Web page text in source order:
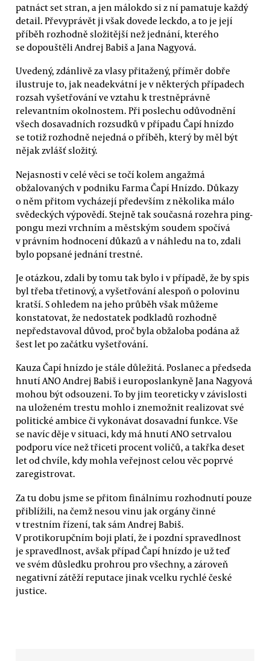
patnáct set stran, a jen málokdo si z ní pamatuje každý
detail. Převyprávět ji však dovede leckdo, a to je její
příběh rozhodně složitější než jednání, kterého
se dopouštěli Andrej Babiš a Jana Nagyová.
Uvedený, zdánlivě za vlasy přitažený, příměr dobře
ilustruje to, jak neadekvátní je v některých případech
rozsah vyšetřování ve vztahu k trestněprávně
relevantním okolnostem. Při poslechu odůvodnění
všech dosavadních rozsudků v případu Čapí hnízdo
se totiž rozhodně nejedná o příběh, který by měl být
nějak zvlášť složitý.
Nejasnosti v celé věci se točí kolem angažmá
obžalovaných v podniku Farma Čapí Hnízdo. Důkazy
o něm přitom vycházejí především z několika málo
svědeckých výpovědí. Stejně tak současná rozehra ping-
pongu mezi vrchním a městským soudem spočívá
v právním hodnocení důkazů a v náhledu na to, zdali
bylo popsané jednání trestné.
Je otázkou, zdali by tomu tak bylo i v případě, že by spis
byl třeba třetinový, a vyšetřování alespoň o polovinu
kratší. S ohledem na jeho průběh však můžeme
konstatovat, že nedostatek podkladů rozhodně
nepředstavoval důvod, proč byla obžaloba podána až
šest let po začátku vyšetřování.
Kauza Čapí hnízdo je stále důležitá. Poslanec a předseda
hnutí ANO Andrej Babiš i europoslankyně Jana Nagyová
mohou být odsouzeni. To by jim teoreticky v závislosti
na uloženém trestu mohlo i znemožnit realizovat své
politické ambice či vykonávat dosavadní funkce. Vše
se navíc děje v situaci, kdy má hnutí ANO setrvalou
podporu více než třiceti procent voličů, a takřka deset
let od chvíle, kdy mohla veřejnost celou věc poprvé
zaregistrovat.
Za tu dobu jsme se přitom finálnímu rozhodnutí pouze
přiblížili, na čemž nesou vinu jak orgány činné
v trestním řízení, tak sám Andrej Babiš.
V protikorupčním boji platí, že i pozdní spravedlnost
je spravedlnost, avšak případ Čapí hnízdo je už teď
ve svém důsledku prohrou pro všechny, a zároveň
negativní zátěží reputace jinak vcelku rychlé české
justice.